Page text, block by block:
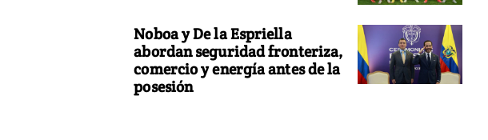
Noboa y De la Espriella
abordan seguridad fronteriza,
comercio y energía antes de la
posesión